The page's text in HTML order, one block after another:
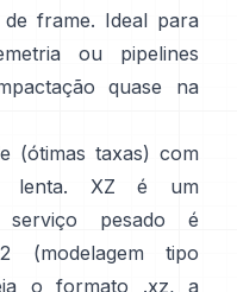
frame. Ideal para
ou pipelines
quase na
(ótimas taxas) com
lenta. XZ é um
pesado é
(modelagem tipo
o formato .xz, a